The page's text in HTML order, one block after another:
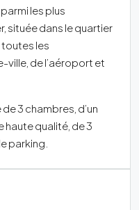
les plus
située dans le quartier
toutes les
ville, de l’aéroport et
3 chambres, d’un
haute qualité, de 3
parking.